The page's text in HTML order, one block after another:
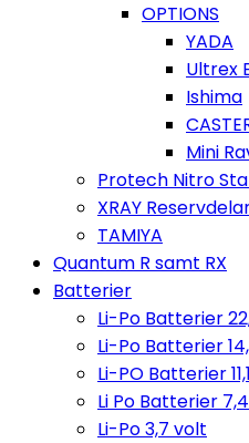
OPTIONS
YADA
Ultrex
Ishima
Mini
Protech Nitro
XRAY
TAMIYA
Quantum R samt RX
Batterier
Li-Po Batterier
Li-Po Batterier
Li-PO Batterier
Li Po Batterier
Li-Po 3,7 volt